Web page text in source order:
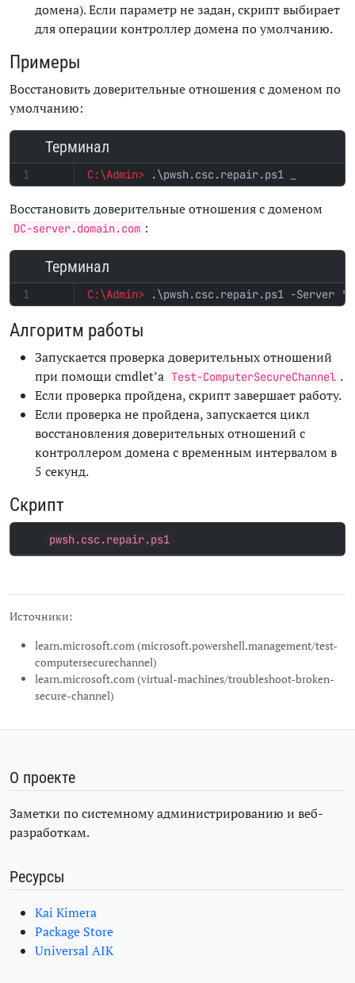
домена). Если параметр не задан, скрипт выбирает
для операции контроллер домена по умолчанию.
Примеры
Восстановить доверительные отношения с доменом по
умолчанию:
Терминал
.\pwsh.csc.repair.ps1
Восстановить доверительные отношения с доменом
DC-server.domain.com :
Терминал
.\pwsh.csc.repair.ps1 -Server
Алгоритм работы
Запускается проверка доверительных отношений
при помощи cmdlet’а Test-ComputerSecureChannel .
Если проверка пройдена, скрипт завершает работу.
Если проверка не пройдена, запускается цикл
восстановления доверительных отношений с
контроллером домена с временным интервалом в
5 секунд.
Скрипт
pwsh.csc.repair.ps1
Источники:
learn.microsoft.com (microsoft.powershell.management/test-
computersecurechannel)
learn.microsoft.com (virtual-machines/troubleshoot-broken-
secure-channel)
О проекте
Заметки по системному администрированию и веб-
разработкам.
Ресурсы
Kai Kimera
Package Store
Universal AIK